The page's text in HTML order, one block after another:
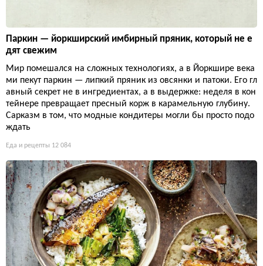
Паркин — йоркширский имбирный пряник, который не е
дят свежим
Мир помешался на сложных технологиях, а в Йоркшире века
ми пекут паркин — липкий пряник из овсянки и патоки. Его гл
авный секрет не в ингредиентах, а в выдержке: неделя в кон
тейнере превращает пресный корж в карамельную глубину.
Сарказм в том, что модные кондитеры могли бы просто подо
ждать
Еда и рецепты 12 084